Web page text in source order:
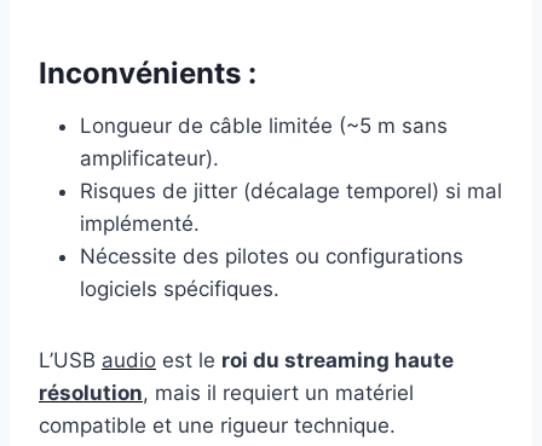
Inconvénients :
Longueur de câble limitée (~5 m sans
amplificateur).
Risques de jitter (décalage temporel) si mal
implémenté.
Nécessite des pilotes ou configurations
logiciels spécifiques.
L’USB audio est le roi du streaming haute
résolution, mais il requiert un matériel
compatible et une rigueur technique.